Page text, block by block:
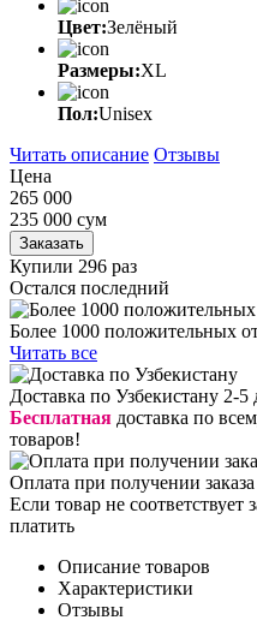
Цвет:Зелёный
Размеры:XL
Пол:Unisex
Читать описание Отзывы
Цена
265 000
235 000 сум
Заказать
Купили 296 раз
Остался последний
Более 1000 положительных
Читать все
Доставка по Узбекистану 2-5
Бесплатная доставка по
товаров!
Оплата при получении заказа
Если товар не соответствует
платить
Описание товаров
Характеристики
Отзывы